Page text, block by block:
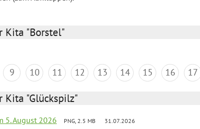
Kita "Borstel"
9 10 11 12 13 14 15 16 17
Kita "Glückspilz"
5. August 2026 PNG, 2.5 MB 31.07.2026